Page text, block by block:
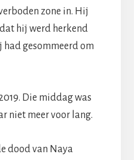
zone in. Hij
hij werd herkend
gesommeerd om
Die middag was
niet meer voor lang.
dood van Naya